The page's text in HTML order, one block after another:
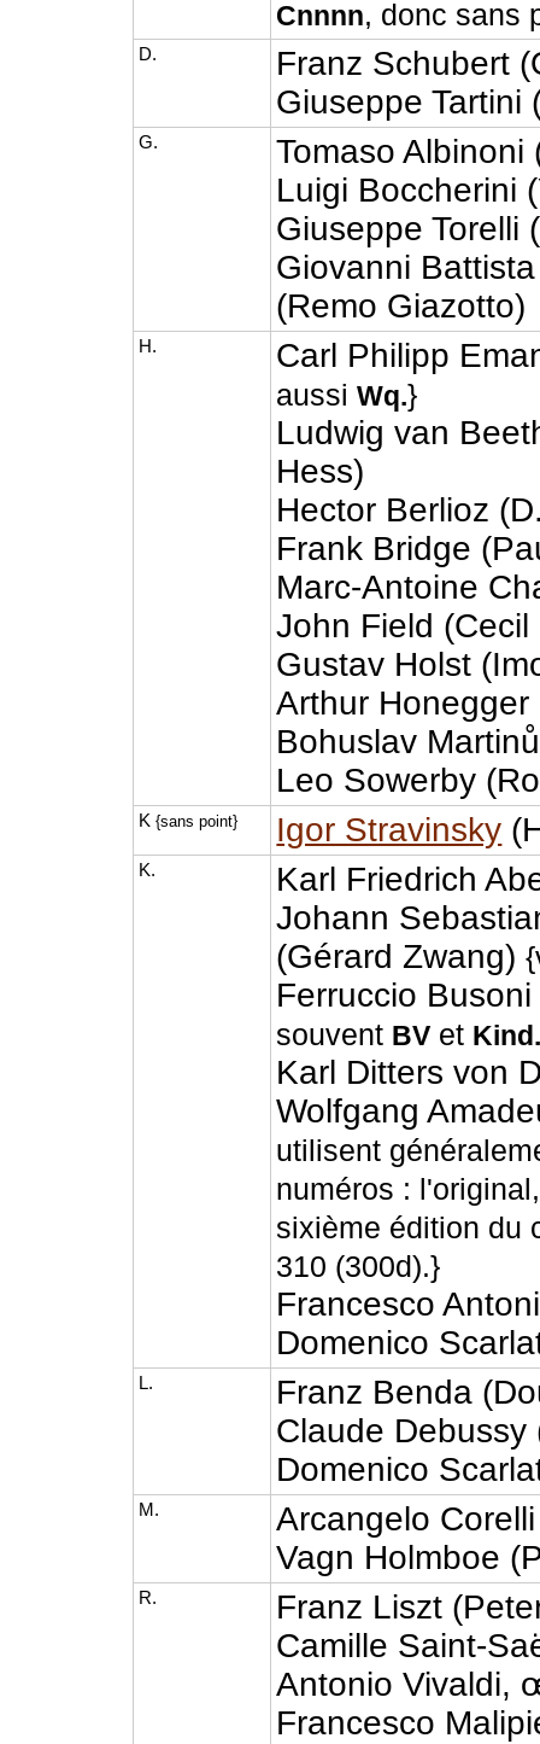
Cnnnn, donc sans
D.
Franz Schubert
Giuseppe Tartini
G.
Tomaso Albinoni
Luigi Boccherini
Giuseppe Torelli
Giovanni
(Remo Giazotto)
H. Carl Philipp
aussiWq.}
Ludwig van
Hess)
Hector Berlioz
Frank Bridge
Marc-Antoine
John Field
Gustav Holst
Arthur
Bohuslav
Leo Sowerby
K{sans point} Igor Stravinsky
K.
Karl Friedrich
Johann
(Gérard Zwang)
Ferruccio
souvent BV et
Karl Ditters von
Wolfgang
utilisent
numéros :
sixième édition du
310 (300d).}
Francesco
Domenico
L.
Franz Benda
Claude Debussy
Domenico
M.
Arcangelo
Vagn Holmboe
R.
Franz Liszt
Camille Saint-
Antonio Vivaldi,
Francesco